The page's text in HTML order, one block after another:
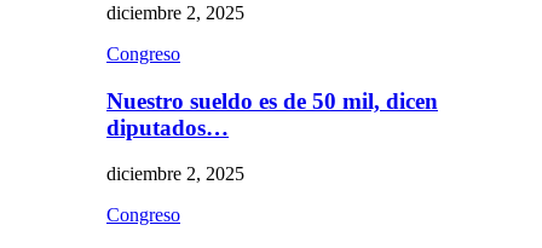
diciembre 2, 2025
Congreso
Nuestro sueldo es de 50 mil, dicen
diputados…
diciembre 2, 2025
Congreso